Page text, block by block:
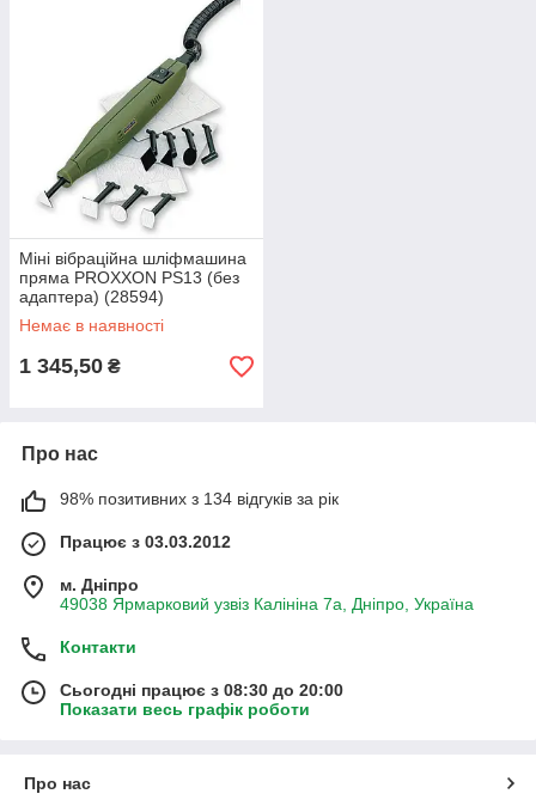
Міні вібраційна шліфмашина
пряма PROXXON PS13 (без
адаптера) (28594)
Немає в наявності
1 345,50 ₴
Про нас
98% позитивних з 134 відгуків за рік
Працює з 03.03.2012
м. Дніпро
49038 Ярмарковий узвіз Калініна 7а, Дніпро, Україна
Контакти
Сьогодні працює з 08:30 до 20:00
Показати весь графік роботи
Про нас